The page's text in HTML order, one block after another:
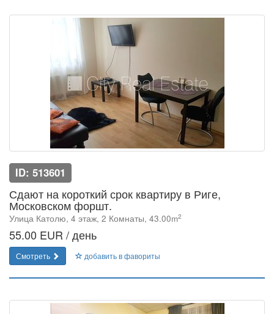
ID: 513601
Сдают на короткий срок квартиру в Риге,
Московском форшт.
Улица Католю, 4 этаж, 2 Комнаты, 43.00m2
55.00 EUR / день
Смотреть добавить в фавориты